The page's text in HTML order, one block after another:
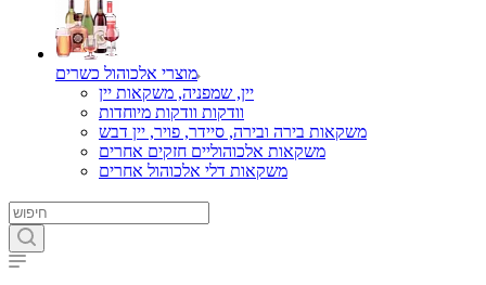
מוצרי אלכוהול כשרים
יין, שמפניה, משקאות יין
וודקות וודקות מיוחדות
משקאות בירה ובירה, סיידר, פויר, יין דבש
משקאות אלכוהוליים חזקים אחרים
משקאות דלי אלכוהול אחרים